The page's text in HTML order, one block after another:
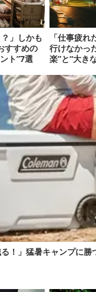
」しかも
すすめの
ト”7選
「仕事疲
行けなかっ
楽”と“大き
る！」猛暑キャンプに勝